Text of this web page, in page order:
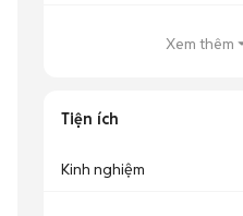
Xem thêm
Tiện ích
Kinh nghiệm